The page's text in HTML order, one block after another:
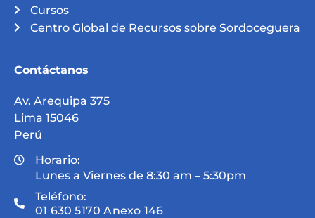
Cursos
Centro Global de Recursos sobre Sordoceguera
Contáctanos
Av. Arequipa 375
Lima 15046
Perú
Horario:
Lunes a Viernes de 8:30 am – 5:30pm
Teléfono:
01 630 5170 Anexo 146